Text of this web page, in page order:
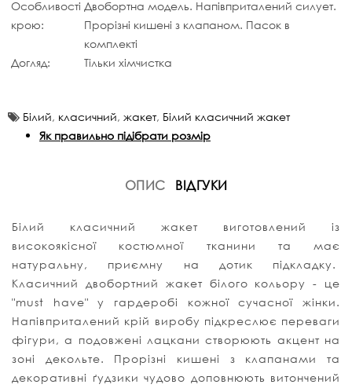
Особливості
крою:
Двобортна модель. Напівприталений силует.
Прорізні кишені з клапаном. Пасок в
комплекті
Догляд:
Тільки хімчистка
Білий, класичний, жакет, Білий класичний жакет
Як правильно підібрати розмір
ОПИС ВІДГУКИ
Білий класичний жакет виготовлений із
високоякісної костюмної тканини та має
натуральну, приємну на дотик підкладку.
Класичний двобортний жакет білого кольору - це
"must have" у гардеробі кожної сучасної жінки.
Напівприталений крій виробу підкреслює переваги
фігури, а подовжені лацкани створюють акцент на
зоні декольте. Прорізні кишені з клапанами та
декоративні ґудзики чудово доповнюють витончений